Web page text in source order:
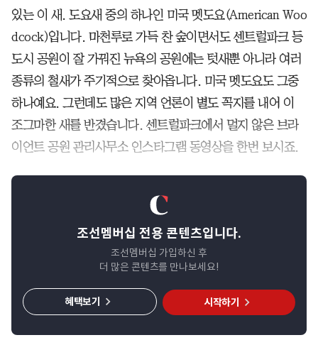
있는 이 새. 도요새 중의 하나인 미국 멧도요(American Woo
dcock)입니다. 마천루로 가득 찬 숲이면서도 센트럴파크 등
도시 공원이 잘 가꿔진 뉴욕의 공원에는 텃새뿐 아니라 여러
종류의 철새가 주기적으로 찾아옵니다. 미국 멧도요도 그중
하나예요. 그런데도 많은 지역 언론이 별도 꼭지를 내어 이
조그마한 새를 반겼습니다. 센트럴파크에서 멀지 않은 브라
이언트 공원 관리사무소 인스타그램 동영상을 한번 보시죠.
조선멤버십 전용 콘텐츠입니다.
조선멤버십 가입하신 후
더 많은 콘텐츠를 만나보세요!
시작하기
혜택보기